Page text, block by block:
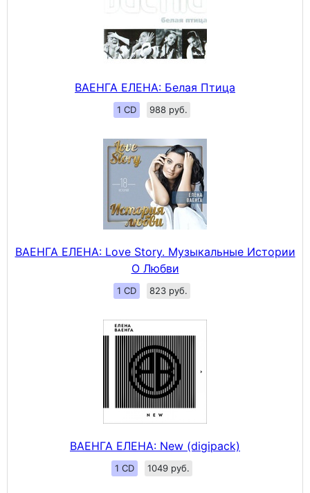
ВАЕНГА ЕЛЕНА: Белая Птица
1 CD 988 руб.
ВАЕНГА ЕЛЕНА: Love Story. Музыкальные Истории
О Любви
1 CD 823 руб.
ВАЕНГА ЕЛЕНА: New (digipack)
1 CD 1049 руб.